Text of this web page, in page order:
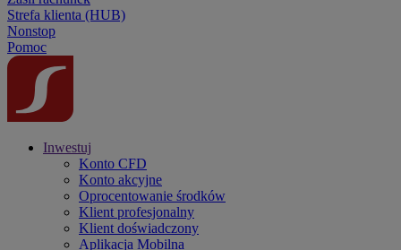
Strefa klienta (HUB)
Nonstop
Pomoc
Inwestuj
Konto CFD
Konto akcyjne
Oprocentowanie środków
Klient profesjonalny
Klient doświadczony
Aplikacja Mobilna